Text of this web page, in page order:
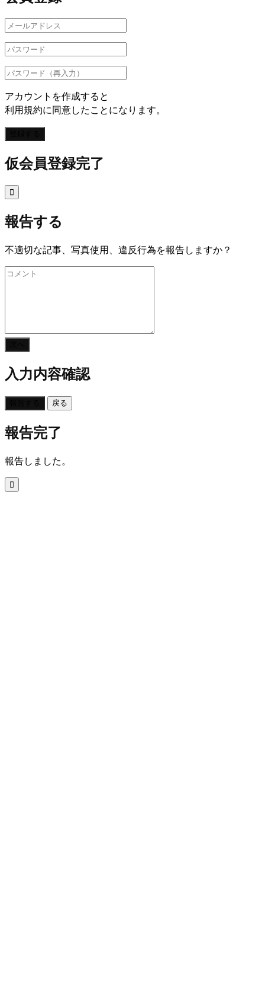
アカウントを作成すると
利用規約に同意したことになります。
仮会員登録完了

報告する
不適切な記事、写真使用、違反行為を報告しますか？
入力内容確認
戻る
報告完了
報告しました。
